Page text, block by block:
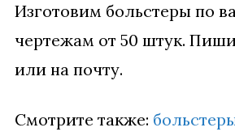
Изготовим больстеры по
чертежам от 50 штук.
или на почту.
Смотрите также: